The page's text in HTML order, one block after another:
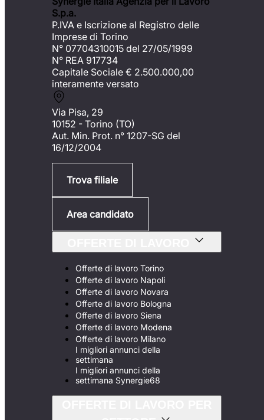
S.p.a.
P.IVA e Iscrizione al Registro delle
Imprese di Torino
N° 07704310015 del 27/05/1999
N° REA 917734
Capitale Sociale € 2.500.000,00
interamente versato
Via Pisa, 29
10152 - Torino (TO)
Aut. Min. Prot. n° 1207-SG del
16/12/2004
Trova filiale
Area candidato
Offerte di lavoro Torino
Offerte di lavoro Napoli
Offerte di lavoro Novara
Offerte di lavoro Bologna
Offerte di lavoro Siena
Offerte di lavoro Modena
Offerte di lavoro Milano
I migliori annunci della
settimana
I migliori annunci della
settimana Synergie68